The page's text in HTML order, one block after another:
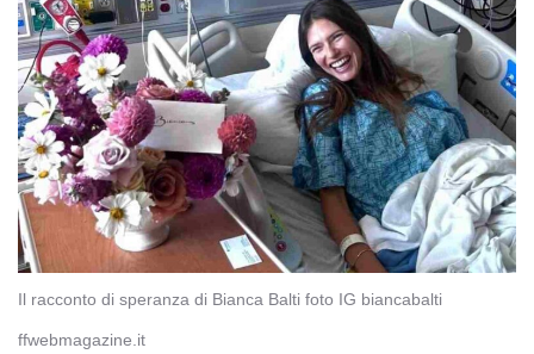
Il racconto di speranza di Bianca Balti foto IG biancabalti
ffwebmagazine.it